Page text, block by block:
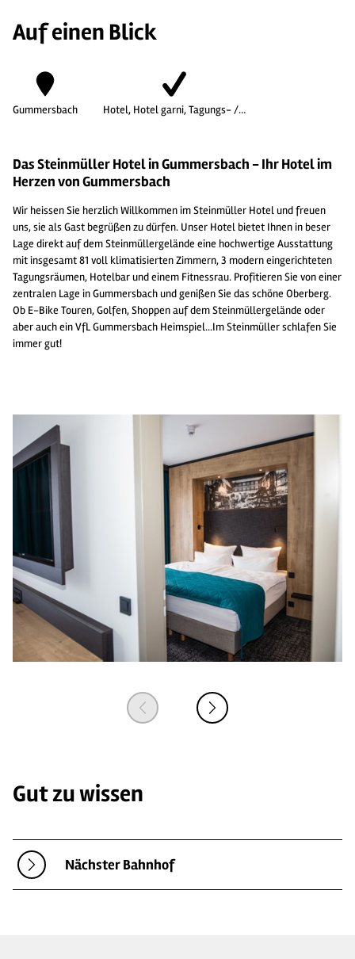
Auf einen Blick
Gummersbach Hotel, Hotel garni, Tagungs- /…
Das Steinmüller Hotel in Gummersbach - Ihr Hotel im
Herzen von Gummersbach
Wir heissen Sie herzlich Willkommen im Steinmüller Hotel und freuen
uns, sie als Gast begrüßen zu dürfen. Unser Hotel bietet Ihnen in beser
Lage direkt auf dem Steinmüllergelände eine hochwertige Ausstattung
mit insgesamt 81 voll klimatisierten Zimmern, 3 modern eingerichteten
Tagungsräumen, Hotelbar und einem Fitnessrau. Profitieren Sie von einer
zentralen Lage in Gummersbach und genißen Sie das schöne Oberberg.
Ob E-Bike Touren, Golfen, Shoppen auf dem Steinmüllergelände oder
aber auch ein VfL Gummersbach Heimspiel...Im Steinmüller schlafen Sie
immer gut!
Gut zu wissen
Nächster Bahnhof